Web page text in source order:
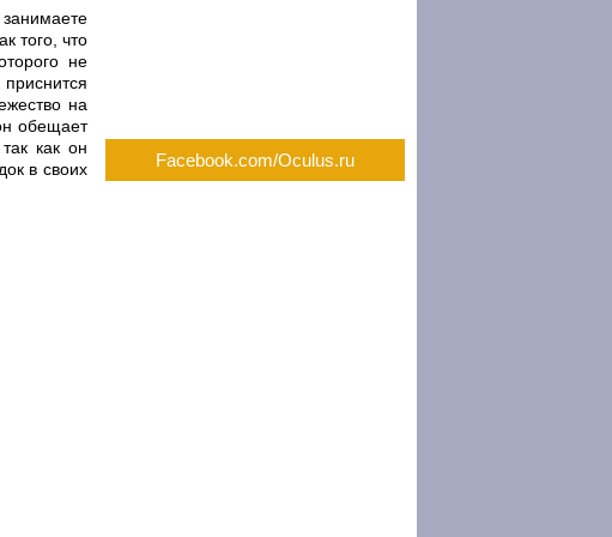
того, что
не
на
обещает
как он
в своих
Facebook.com/Oculus.ru